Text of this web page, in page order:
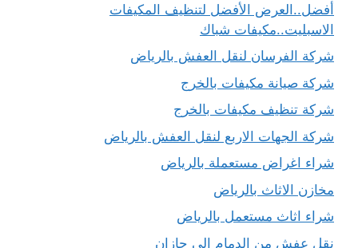
أفضل..العرض الأفضل لتنظيف المكيفات
الاسبليت..مكيفات شباك
شركة الفرسان لنقل العفش بالرياض
شركة صيانة مكيفات بالخرج
شركة تنظيف مكيفات بالخرج
شركة الجهات الاربع لنقل العفش بالرياض
شراء اغراض مستعملة بالرياض
مخازن الاثاث بالرياض
شراء اثاث مستعمل بالرياض
نقل عفش من الدمام الى جازان